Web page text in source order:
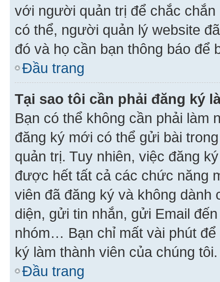
với người quản trị để chắc
có thể, người quản lý website
đó và họ cần bạn thông báo để
Đầu trang
Tại sao tôi cần phải đăng ký
Bạn có thể không cần phải làm
đăng ký mới có thể gửi bài
quản trị. Tuy nhiên, việc đăng
được hết tất cả các chức năng
viên đã đăng ký và không
diện, gửi tin nhắn, gửi Email
nhóm… Bạn chỉ mất vài phút
ký làm thành viên của chúng tôi.
Đầu trang